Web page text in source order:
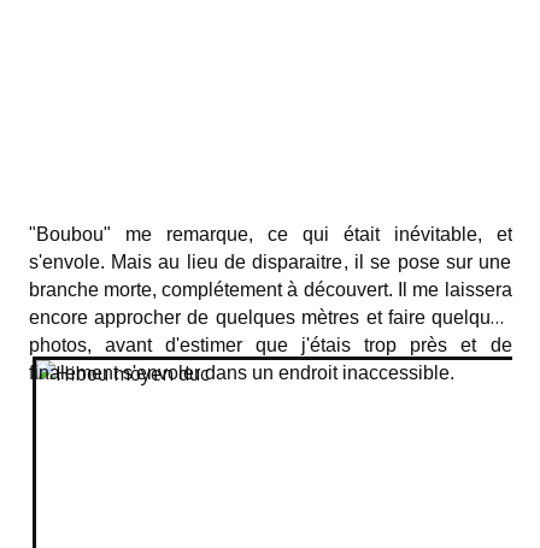
"Boubou" me remarque, ce qui était inévitable, et
s'envole. Mais au lieu de disparaitre, il se pose sur une
branche morte, complétement à découvert. Il me laissera
encore approcher de quelques mètres et faire quelques
photos, avant d'estimer que j'étais trop près et de
finalement s'envoler dans un endroit inaccessible.